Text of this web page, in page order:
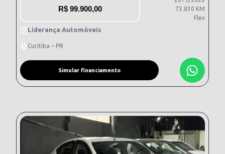
R$ 99.900,00
73.830 KM
Flex
Liderança Automóveis
Curitiba – PR
Simular financiamento